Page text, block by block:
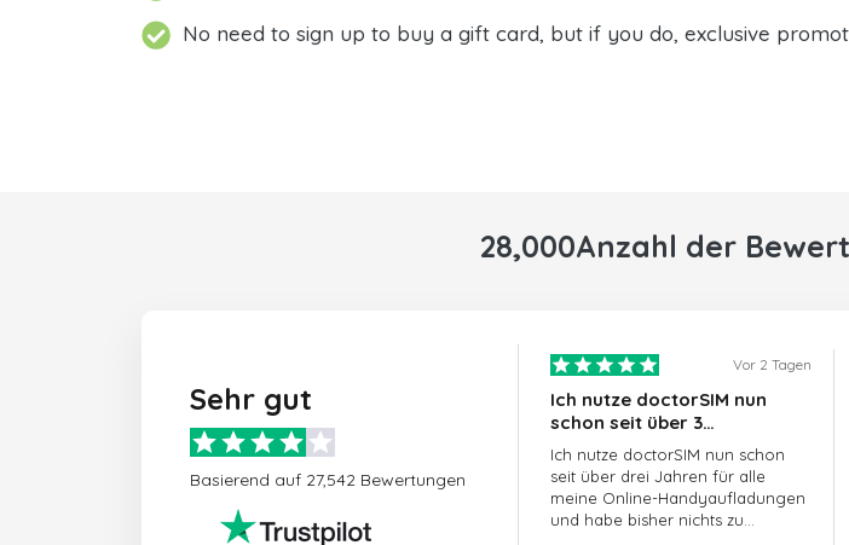
No need to sign up to buy a gift card, but if you do, exclusive
28,000Anzahl der
Sehr gut
Basierend auf 27,542 Bewertungen
Vor 2 Tagen
Ich nutze doctorSIM nun
schon seit über 3…
Ich nutze doctorSIM nun schon
seit über drei Jahren für alle
meine Online-Handyaufladungen
und habe bisher nichts zu